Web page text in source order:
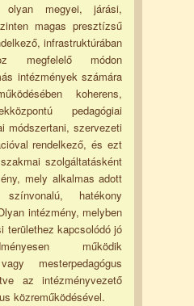
olyan megyei, járási,
magas presztízsű
infrastruktúrában
megfelelő módon
intézmények számára
koherens,
pedagógiai
módszertani, szervezeti
rendelkező, és ezt
szolgáltatásként
mely alkalmas adott
hatékony
intézmény, melyben
területhez kapcsolódó jó
működik
mesterpedagógus
az intézményvezető
közreműködésével.